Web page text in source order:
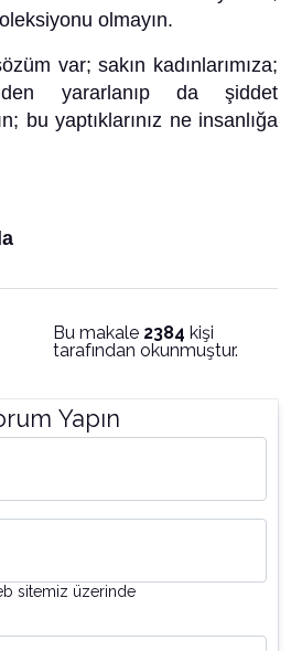
olmayın.
var; sakın kadınlarımıza;
yararlanıp da şiddet
bu yaptıklarınız ne insanlığa
Bu makale 2384 kişi
tarafından okunmuştur.
Yapın
sitemiz üzerinde